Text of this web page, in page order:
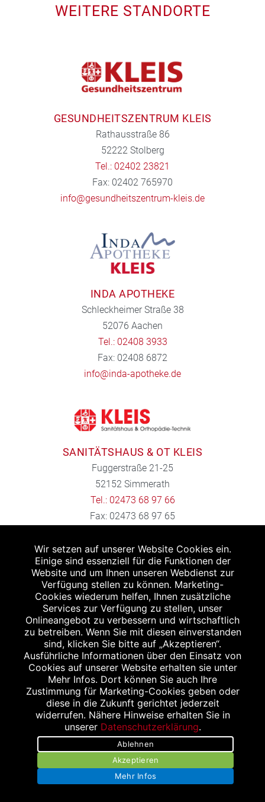
WEITERE STANDORTE
GESUNDHEITSZENTRUM KLEIS
Rathausstraße 86
52222 Stolberg
Tel.: 02402 23821
Fax: 02402 765970
info@gesundheitszentrum-kleis.de
INDA APOTHEKE
Schleckheimer Straße 38
52076 Aachen
Tel.: 02408 3933
Fax: 02408 6872
info@inda-apotheke.de
SANITÄTSHAUS & OT KLEIS
Fuggerstraße 21-25
52152 Simmerath
Tel.: 02473 68 97 66
Fax: 02473 68 97 65
TRI-O-MED GMBH
Aachener Str. 30
52249 Eschweiler
Tel.: 02403 78 84 0
Fax: 02403 78 84 19
info@tri-o-med.de
Wir setzen auf unserer Website Cookies ein.
Einige sind essenziell für die Funktionen der
Website und um Ihnen unseren Webdienst zur
Verfügung stellen zu können. Marketing-
Cookies wiederum helfen, Ihnen zusätzliche
Services zur Verfügung zu stellen, unser
Onlineangebot zu verbessern und wirtschaftlich
zu betreiben. Wenn Sie mit diesen einverstanden
sind, klicken Sie bitte auf „Akzeptieren“.
Ausführliche Informationen über den Einsatz von
Cookies auf unserer Website erhalten sie unter
Mehr Infos. Dort können Sie auch Ihre
Zustimmung für Marketing-Cookies geben oder
diese in die Zukunft gerichtet jederzeit
widerrufen. Nähere Hinweise erhalten Sie in
unserer Datenschutzerklärung.
Ablehnen
Akzeptieren
Mehr Infos